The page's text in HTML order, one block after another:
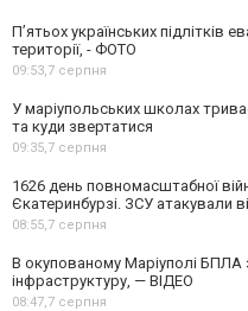
П’ятьох українських підлітків
території, - ФОТО
09:53,7 серпня
У маріупольських школах
та куди звертатися
09:35,7 серпня
1626 день повномасштабної
Єкатеринбурзі. ЗСУ атакували
08:55,7 серпня
В окупованому Маріуполі БПЛА
інфраструктуру, — ВІДЕО
08:47,7 серпня